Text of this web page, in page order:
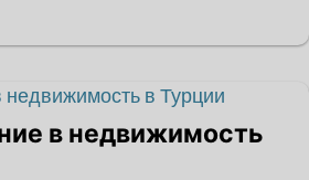
в недвижимость